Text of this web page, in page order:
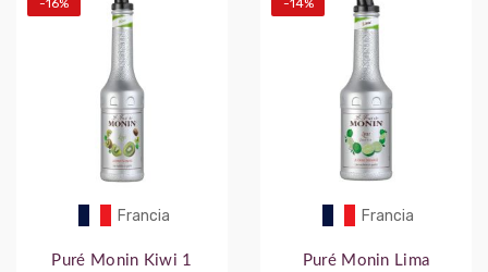
Francia
Puré Monin Kiwi 1
Francia
Puré Monin Lima